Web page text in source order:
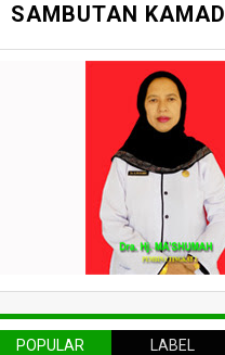
SAMBUTAN KAMAD
POPULAR LABEL